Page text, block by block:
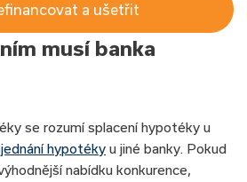
a ušetřit
musí banka
se rozumí splacení hypotéky u
hypotéky u jiné banky. Pokud
nabídku konkurence,